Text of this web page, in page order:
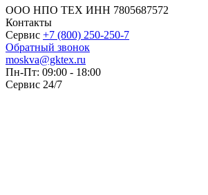
ООО НПО ТЕХ ИНН 7805687572
Контакты
Сервис +7 (800) 250-250-7
Обратный звонок
moskva@gktex.ru
Пн-Пт: 09:00 - 18:00
Сервис 24/7